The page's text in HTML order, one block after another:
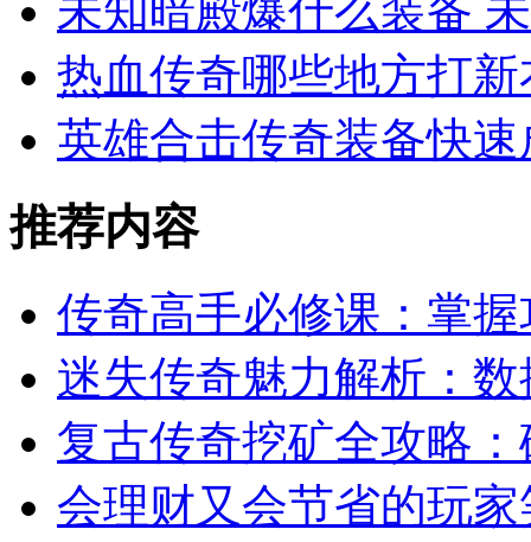
未知暗殿爆什么装备
热血传奇哪些地方打
英雄合击传奇装备快
推荐内容
传奇高手必修课：掌
迷失传奇魅力解析：
复古传奇挖矿全攻略
会理财又会节省的玩